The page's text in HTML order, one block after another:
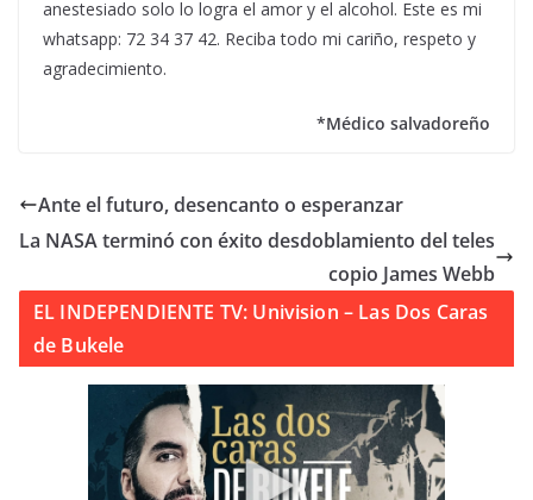
anestesiado solo lo logra el amor y el alcohol. Este es mi
whatsapp: 72 34 37 42. Reciba todo mi cariño, respeto y
agradecimiento.
*Médico salvadoreño
Ante el futuro, desencanto o esperanzar
La NASA terminó con éxito desdoblamiento del teles
copio James Webb
EL INDEPENDIENTE TV: Univision – Las Dos Caras
de Bukele